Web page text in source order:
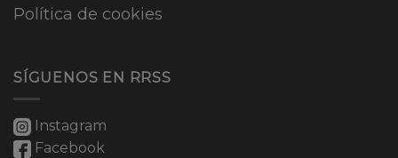
Política de cookies
SÍGUENOS EN RRSS
Instagram
Facebook